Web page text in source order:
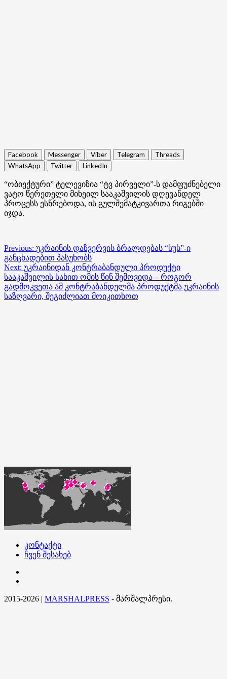
Facebook Messenger Viber Telegram
Threads
WhatsApp
Twitter LinkedIn
“ობიექტური” ტელევიზია “ტვ პირველი”-ს დამფუძნებელი
ვატო წერეთელი მიხეილ სააკაშვილის დღევანდელ
პროცესს ესწრებოდა, ის გულშემატკივართა რიგებში
იჯდა.
Post
navigation
Previous: უკრაინის დაზვერვის ბრალდებას “სუს”-ი
განცხადებით პასუხობს
Next: უკრაინიდან კონტრაბანდული პროდუქტი
სააკაშვილის სახით ომის წინ შემოვიდა – როგორ
გადმოკვეთა ამ კონტრაბანდულმა პროდუქტმა უკრაინის
საზღვარი, შეგიძლიათ მოიკითხოთ
კონტაქტი
ჩვენ შესახებ
2015-2026 | MARSHALPRESS - მარშალპრესი.